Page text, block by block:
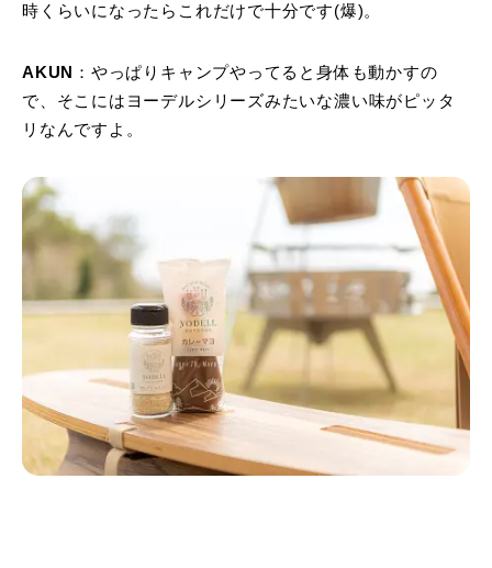
時くらいになったらこれだけで十分です(爆)。
AKUN
：やっぱりキャンプやってると身体も動かすの
で、そこにはヨーデルシリーズみたいな濃い味がピッタ
リなんですよ。